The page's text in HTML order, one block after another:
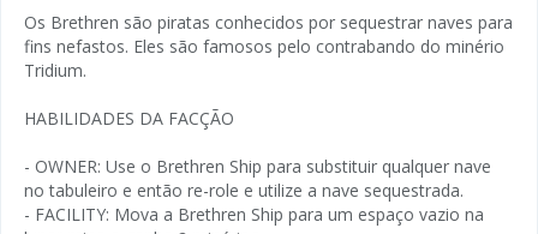
Os Brethren são piratas conhecidos por sequestrar naves para
fins nefastos. Eles são famosos pelo contrabando do minério
Tridium.
HABILIDADES DA FACÇÃO
- OWNER: Use o Brethren Ship para substituir qualquer nave
no tabuleiro e então re-role e utilize a nave sequestrada.
- FACILITY: Mova a Brethren Ship para um espaço vazio na